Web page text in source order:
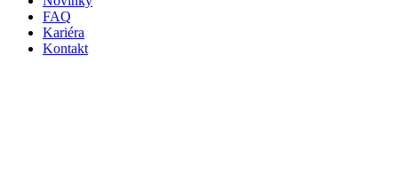
FAQ
Kariéra
Kontakt